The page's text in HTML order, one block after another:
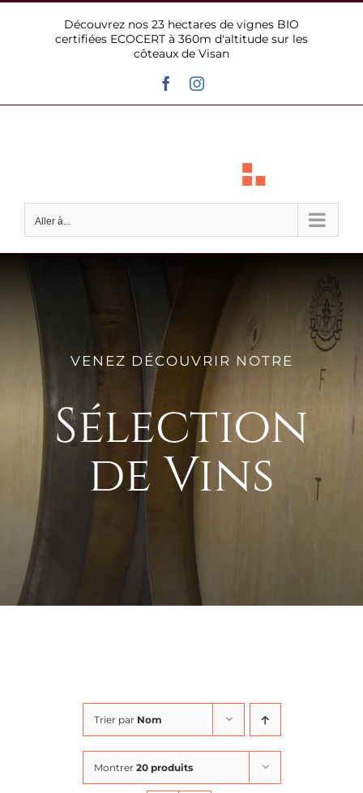
Découvrez nos 23 hectares de vignes BIO
certifiées ECOCERT à 360m d'altitude sur les
côteaux de Visan
FacebookInstagram
Aller à...
VENEZ DÉCOUVRIR NOTRE
Sélection
de Vins
Trier par Nom
Montrer 20 produits